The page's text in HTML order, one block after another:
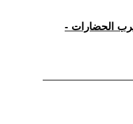
حرب الحضارات -